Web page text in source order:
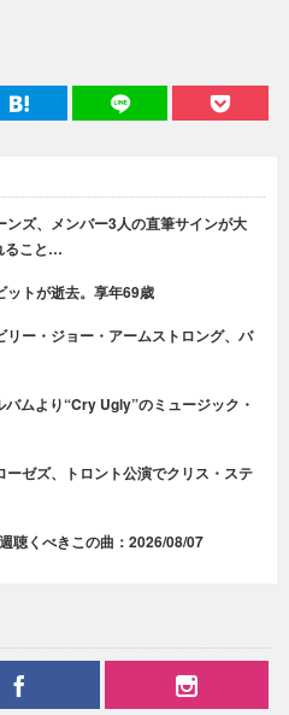
ンズ、メンバー3人の直筆サインが大
ること…
ットが逝去。享年69歳
リー・ジョー・アームストロング、バ
ムより“Cry Ugly”のミュージック・
ーゼズ、トロント公演でクリス・ステ
聴くべきこの曲：2026/08/07